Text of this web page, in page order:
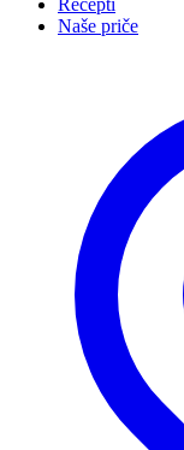
Recepti
Naše priče